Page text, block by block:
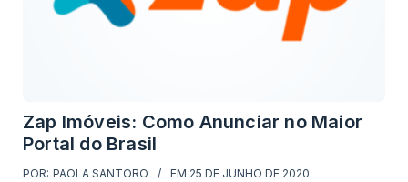
Zap Imóveis: Como Anunciar no Maior
Portal do Brasil
POR: PAOLA SANTORO EM 25 DE JUNHO DE 2020